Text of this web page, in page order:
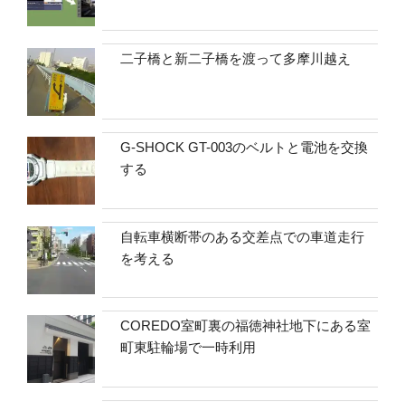
二子橋と新二子橋を渡って多摩川越え
G-SHOCK GT-003のベルトと電池を交換
する
自転車横断帯のある交差点での車道走行
を考える
COREDO室町裏の福徳神社地下にある室
町東駐輪場で一時利用